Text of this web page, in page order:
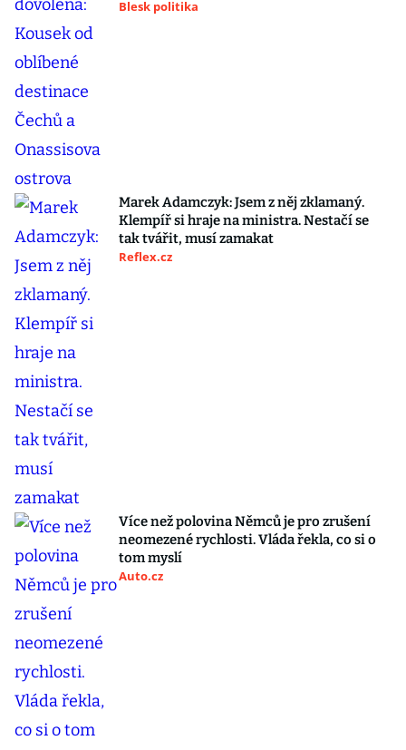
Blesk politika
Marek Adamczyk: Jsem z něj zklamaný.
Klempíř si hraje na ministra. Nestačí se
tak tvářit, musí zamakat
Reflex.cz
Více než polovina Němců je pro zrušení
neomezené rychlosti. Vláda řekla, co si o
tom myslí
Auto.cz